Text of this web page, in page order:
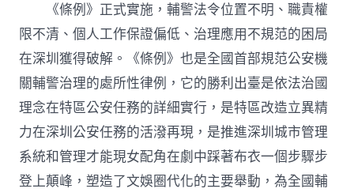
《條例》正式實施，輔警法令位置不明、職責權
限不清、個人工作保證偏低、治理應用不規范的困局
在深圳獲得破解。《條例》也是全國首部規范公安機
關輔警治理的處所性律例，它的勝利出臺是依法治國
理念在特區公安任務的詳細實行，是特區改造立異精
力在深圳公安任務的活潑再現，是推進深圳城市管理
系統和管理才能現女配角在劇中踩著布衣一個步驟步
登上顛峰，塑造了文娛圈代化的主要舉動，為全國輔